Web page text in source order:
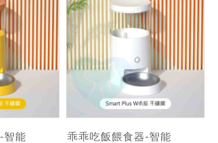
智能
乖乖吃飯餵食器-智能